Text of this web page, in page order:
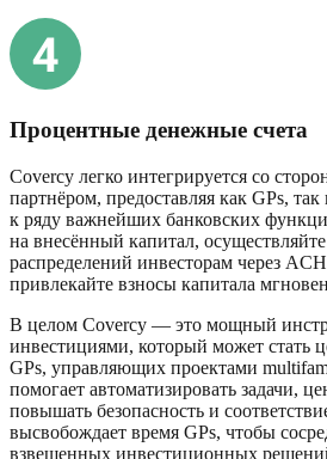
Процентные денежные счета
Covercy легко интегрируется со
партнёром, предоставляя как GPs,
к ряду важнейших банковских
на внесённый капитал,
распределений инвесторам через
привлекайте взносы капитала
В целом Covercy — это мощный
инвестициями, который может стать
GPs, управляющих проектами
помогает автоматизировать задачи,
повышать безопасность и
высвобождает время GPs, чтобы
взвешенных инвестиционных